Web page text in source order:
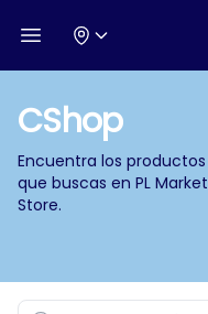
Open menu
CShop
Encuentra los productos
que buscas en PL Market
Store.